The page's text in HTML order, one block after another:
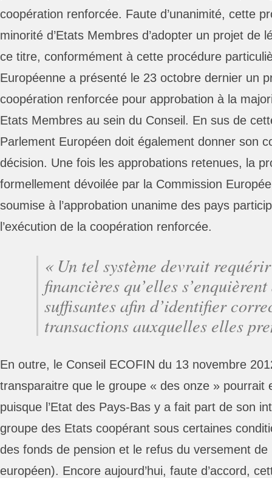
coopération renforcée. Faute d’unanimité, cette
minorité d’Etats Membres d’adopter un projet de
ce titre, conformément à cette procédure
Européenne a présenté le 23 octobre dernier un
coopération renforcée pour approbation à la
Etats Membres au sein du Conseil. En sus de
Parlement Européen doit également donner son
décision. Une fois les approbations retenues, la
formellement dévoilée par la Commission
soumise à l’approbation unanime des pays
l’exécution de la coopération renforcée.
« Un tel système devrait
financières qu’elles
suffisantes afin d’identifier
transactions auxquelles elles
En outre, le Conseil ECOFIN du 13 novembre
transparaitre que le groupe « des onze » pourrait
puisque l’Etat des Pays-Bas y a fait part de son
groupe des Etats coopérant sous certaines
des fonds de pension et le refus du versement
européen). Encore aujourd’hui, faute d’accord,